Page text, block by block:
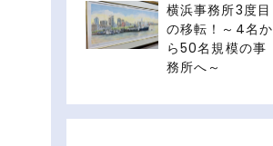
横浜事務所3度目
の移転！～4名か
ら50名規模の事
務所へ～